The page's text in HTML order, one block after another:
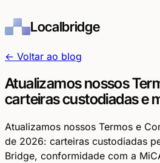
Localbridge
← Voltar ao blog
Atualizamos nossos
carteiras custodiadas e
Atualizamos nossos Termos e
de 2026: carteiras custodiadas
Bridge, conformidade com a